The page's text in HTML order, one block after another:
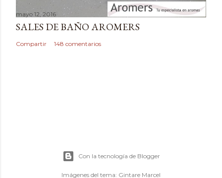
mayo 12, 2016
SALES DE BAÑO AROMERS
Compartir 148 comentarios
Con la tecnología de Blogger
Imágenes del tema: Gintare Marcel